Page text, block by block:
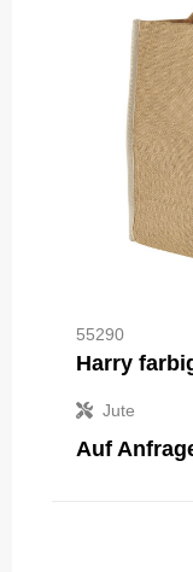
55290
Harry
Jute
Auf